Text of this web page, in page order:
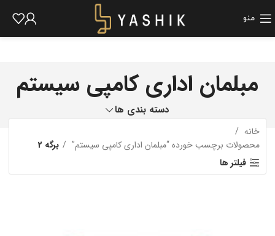
منو
مبلمان اداری کامپی سیستم
دسته بندی ها
خانه
محصولات برچسب خورده “مبلمان اداری کامپی سیستم”
برگه 2
فیلتر ها